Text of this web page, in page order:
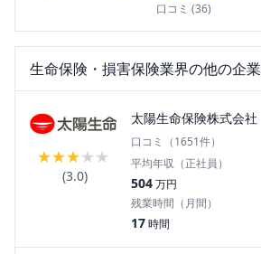
口コミ (36)
生命保険・損害保険業界の他の企
★★★★★
(3.0)
太陽生命保険株式会社
口コミ（1651件）
平均年収（正社員）
504万円
残業時間（月間）
17時間